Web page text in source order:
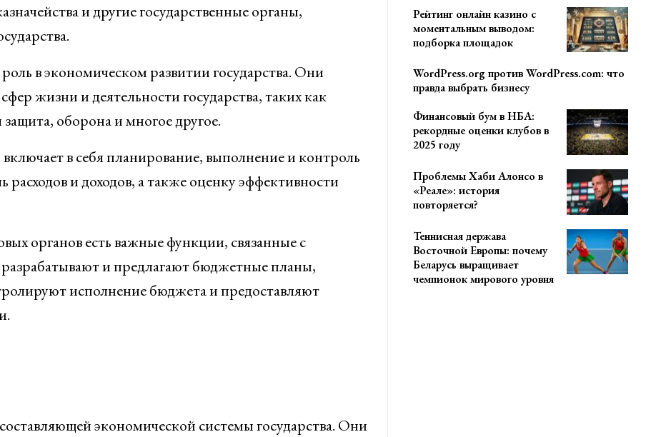
и другие государственные органы,
в экономическом развитии государства. Они
жизни и деятельности государства, таких как
оборона и многое другое.
в себя планирование, выполнение и контроль
и доходов, а также оценку эффективности
органов есть важные функции, связанные с
и предлагают бюджетные планы,
исполнение бюджета и предоставляют
экономической системы государства. Они
Рейтинг онлайн казино с
моментальным выводом:
подборка площадок
WordPress.org против WordPress.com: что
правда выбрать бизнесу
Финансовый бум в НБА:
рекордные оценки клубов в
2025 году
Проблемы Хаби Алонсо в
«Реале»: история
повторяется?
Теннисная держава
Восточной Европы: почему
Беларусь выращивает
чемпионок мирового уровня